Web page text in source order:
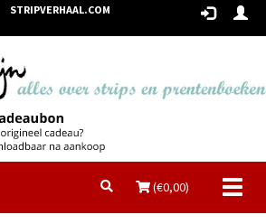
STRIPVERHAAL.COM
(€0,00)